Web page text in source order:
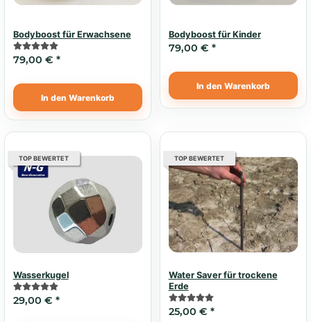
Bodyboost für Erwachsene
79,00 € *
In den Warenkorb
Bodyboost für Kinder
79,00 € *
In den Warenkorb
TOP BEWERTET
Wasserkugel
29,00 € *
TOP BEWERTET
Water Saver für trockene
Erde
25,00 € *